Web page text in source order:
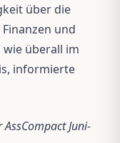
über die
und
überall im
informierte
Juni-